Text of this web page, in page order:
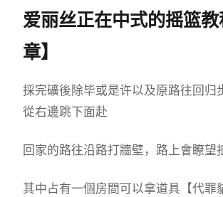
爱丽丝正在中式的摇篮
章】
採完礦後除毕或是许以及原路往回归
從右邊跳下面赴
回家的路往沿路打牆壁，路上會瞭望
其中占有一個房間可以拿道具【代罪